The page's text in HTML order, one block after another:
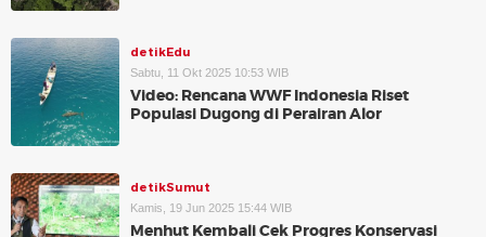
detikEdu
Sabtu, 11 Okt 2025 10:53 WIB
Video: Rencana WWF Indonesia Riset
Populasi Dugong di Perairan Alor
detikSumut
Kamis, 19 Jun 2025 15:44 WIB
Menhut Kembali Cek Progres Konservasi